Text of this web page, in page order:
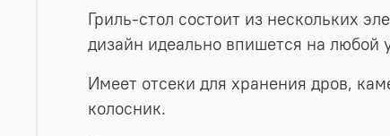
Гриль-стол состоит из нескольких
дизайн идеально впишется на любой
Имеет отсеки для хранения дров,
колосник.